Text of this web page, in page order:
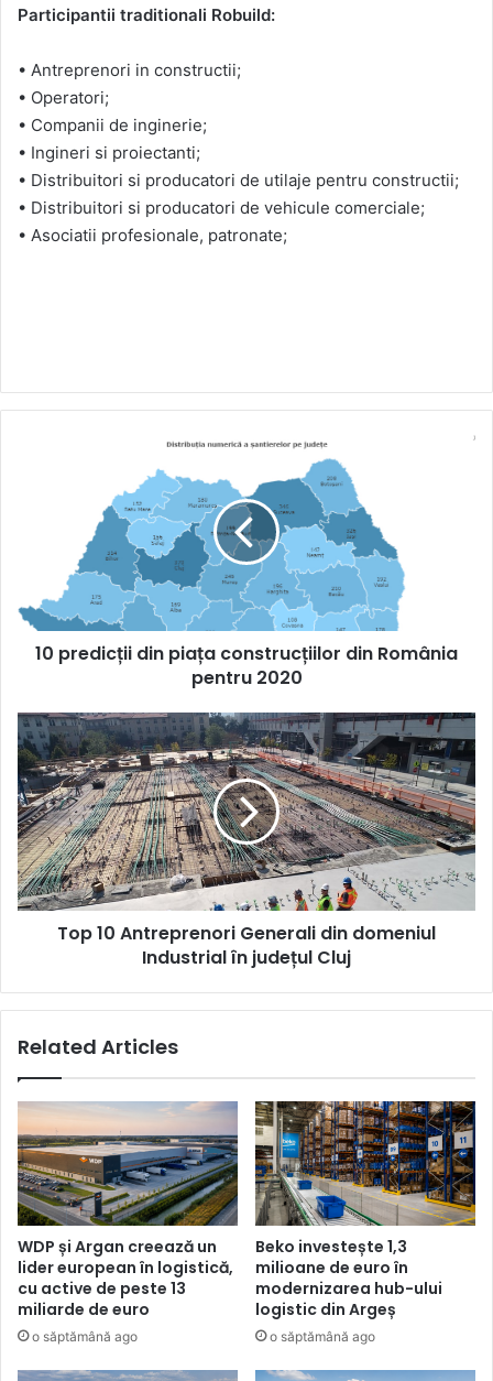
Participantii traditionali Robuild:
• Antreprenori in constructii;
• Operatori;
• Companii de inginerie;
• Ingineri si proiectanti;
• Distribuitori si producatori de utilaje pentru constructii;
• Distribuitori si producatori de vehicule comerciale;
• Asociatii profesionale, patronate;
construcțiilor
România
pentru
2020
10 predicții din piața construcțiilor din România
pentru 2020
Top
10
Antreprenori
Generali
din
domeniul
Industrial
în
județul
Top 10 Antreprenori Generali din domeniul
Industrial în județul Cluj
Related Articles
WDP și Argan creează un
lider european în logistică,
cu active de peste 13
miliarde de euro
o săptămână ago
Beko investește 1,3
milioane de euro în
modernizarea hub-ului
logistic din Argeș
o săptămână ago